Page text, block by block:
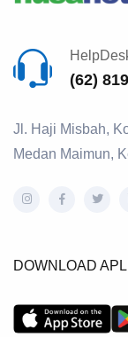
(62)
Jl. Haji Misbah,
Medan Maimun,
DOWNLOAD